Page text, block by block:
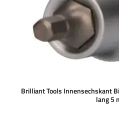
Brilliant Tools Innensechskant
lang 5